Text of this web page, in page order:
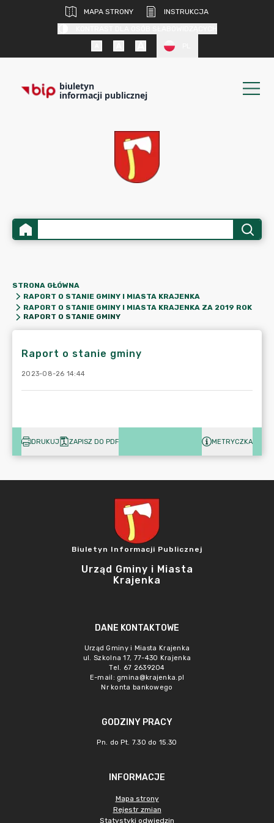
MAPA STRONY
INSTRUKCJA
biuletyn
informacji publicznej
STRONA GŁÓWNA
RAPORT O STANIE GMINY I MIASTA KRAJENKA
RAPORT O STANIE GMINY I MIASTA KRAJENKA ZA 2019 ROK
RAPORT O STANIE GMINY
Raport o stanie gminy
2023-08-26 14:44
DRUKUJ ZAPISZ DO PDF METRYCZKA
Biuletyn Informacji Publicznej
Urząd Gminy i Miasta
Krajenka
DANE KONTAKTOWE
Urząd Gminy i Miasta Krajenka
ul. Szkolna 17, 77-430 Krajenka
Tel. 67 2639204
E-mail: gmina@krajenka.pl
Nr konta bankowego
GODZINY PRACY
Pn. do Pt. 7.30 do 15.30
INFORMACJE
Mapa strony
Rejestr zmian
Statystyki odwiedzin